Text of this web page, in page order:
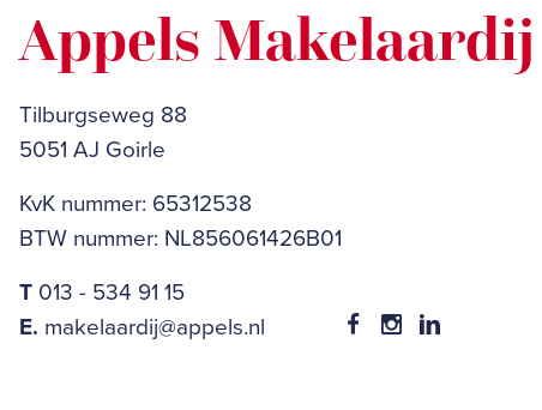
Appels Makelaardij
Tilburgseweg 88
5051 AJ Goirle
KvK nummer: 65312538
BTW nummer: NL856061426B01
T 013 - 534 91 15
E. makelaardij@appels.nl